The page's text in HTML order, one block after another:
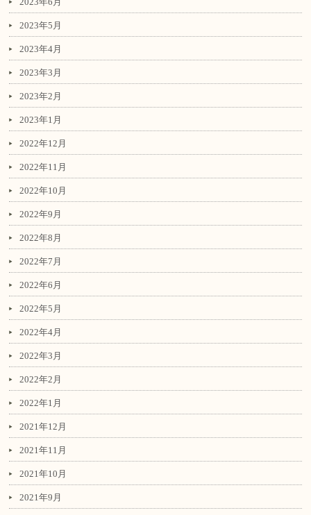
2023年5月
2023年4月
2023年3月
2023年2月
2023年1月
2022年12月
2022年11月
2022年10月
2022年9月
2022年8月
2022年7月
2022年6月
2022年5月
2022年4月
2022年3月
2022年2月
2022年1月
2021年12月
2021年11月
2021年10月
2021年9月